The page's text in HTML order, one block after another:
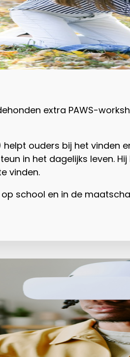
extra PAWS-
ouders bij het vinden
in het dagelijks leven.
vinden.
school en in de